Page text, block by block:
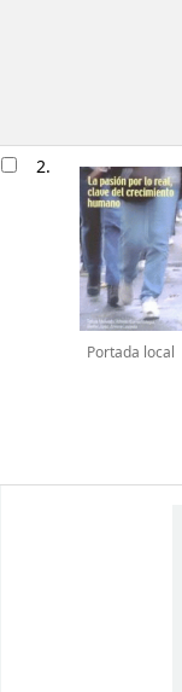
2.
Portada local